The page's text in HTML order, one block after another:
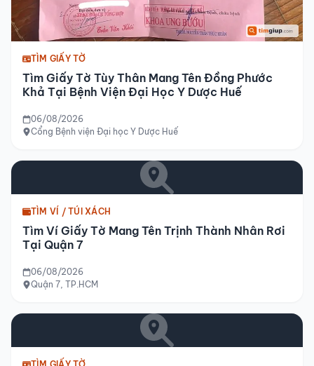
TÌM GIẤY TỜ
Tìm Giấy Tờ Tùy Thân Mang Tên Đồng Phước
Khả Tại Bệnh Viện Đại Học Y Dược Huế
06/08/2026
Cổng Bệnh viện Đại học Y Dược Huế
TÌM VÍ / TÚI XÁCH
Tìm Ví Giấy Tờ Mang Tên Trịnh Thành Nhân Rơi
Tại Quận 7
06/08/2026
Quận 7, TP.HCM